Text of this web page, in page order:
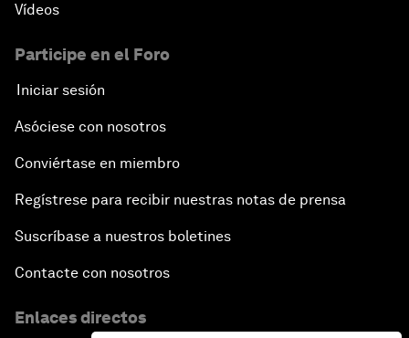
Vídeos
Participe en el Foro
Iniciar sesión
Asóciese con nosotros
Conviértase en miembro
Regístrese para recibir nuestras notas de prensa
Suscríbase a nuestros boletines
Contacte con nosotros
Enlaces directos